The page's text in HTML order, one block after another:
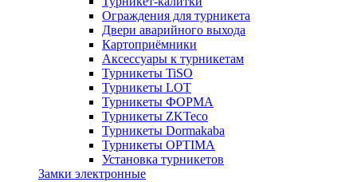
Ограждения для турникета
Двери аварийного выхода
Картоприёмники
Аксессуары к турникетам
Турникеты TiSO
Турникеты LOT
Турникеты ФОРМА
Турникеты ZKTeco
Турникеты Dormakaba
Турникеты OPTIMA
Установка турникетов
Замки электронные